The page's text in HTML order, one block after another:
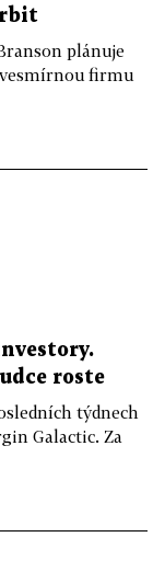
plánuje
firmu
roste
týdnech
Galactic. Za